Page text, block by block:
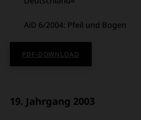
AiD 6/2004: Pfeil und Bogen
PDF-DOWNLOAD
19. Jahrgang 2003